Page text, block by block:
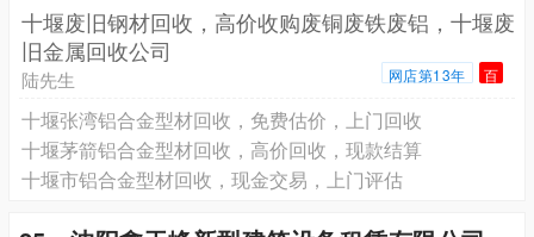
十堰废旧钢材回收，高价收购废铜废铁废铝，十堰废
旧金属回收公司
陆先生 网店第13年 百
十堰张湾铝合金型材回收，免费估价，上门回收
十堰茅箭铝合金型材回收，高价回收，现款结算
十堰市铝合金型材回收，现金交易，上门评估